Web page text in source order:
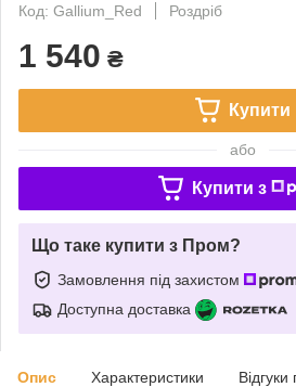
Код: Gallium_Red
Роздріб
1 540 ₴
Купити
або
Купити з
Що таке купити з Пром?
Замовлення під захистом
Доступна доставка
Опис Характеристики